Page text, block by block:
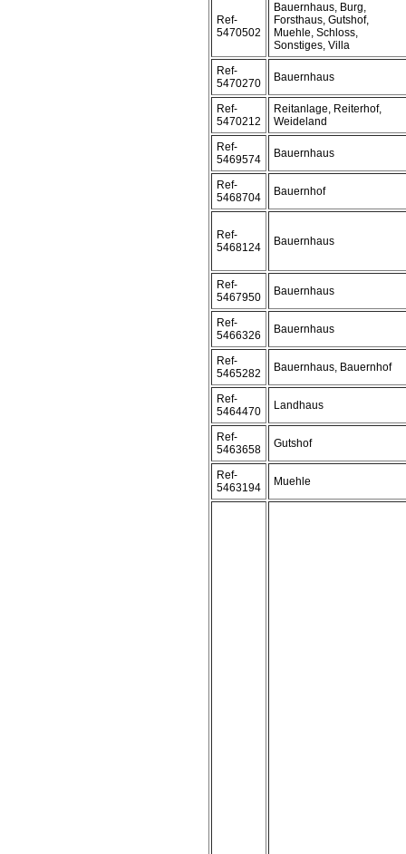
Ref-
5470502
Bauernhaus, Burg,
Forsthaus, Gutshof,
Muehle, Schloss,
Sonstiges, Villa
Ref-
5470270
Bauernhaus
Ref-
5470212
Reitanlage, Reiterhof,
Weideland
Ref-
5469574
Bauernhaus
Ref-
5468704
Bauernhof
Ref-
5468124
Bauernhaus
Ref-
5467950
Bauernhaus
Ref-
5466326
Bauernhaus
Ref-
5465282
Bauernhaus, Bauernhof
Ref-
5464470
Landhaus
Ref-
5463658
Gutshof
Ref-
5463194
Muehle